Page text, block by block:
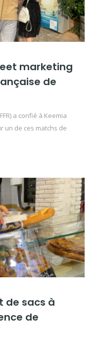
marketing
de
a confié à Keemia
un de ces matchs de
de sacs à
de